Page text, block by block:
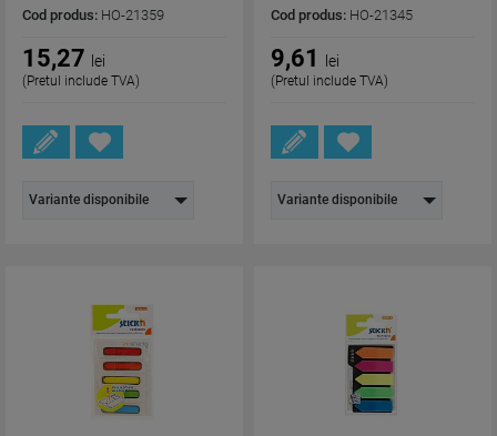
Cod produs: HO-21359
15,27 lei
(Pretul include TVA)
Variante disponibile
Cod produs: HO-21345
9,61 lei
(Pretul include TVA)
Variante disponibile